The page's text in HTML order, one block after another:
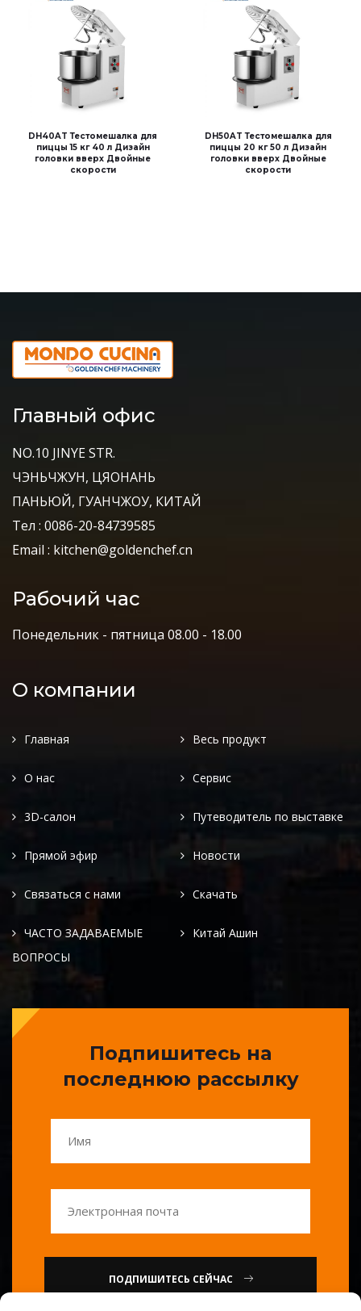
DH40AT Тестомешалка для
пиццы 15 кг 40 л Дизайн
головки вверх Двойные
скорости
DH50AT Тестомешалка для
пиццы 20 кг 50 л Дизайн
головки вверх Двойные
скорости
Главный офис
NO.10 JINYE STR.
ЧЭНЬЧЖУН, ЦЯОНАНЬ
ПАНЬЮЙ, ГУАНЧЖОУ, КИТАЙ
Тел : 0086-20-84739585
Email : kitchen@goldenchef.cn
Рабочий час
Понедельник - пятница 08.00 - 18.00
О компании
Главная Весь продукт
О нас Сервис
3D-салон Путеводитель по выставке
Прямой эфир Новости
Связаться с нами Скачать
ЧАСТО ЗАДАВАЕМЫЕ
ВОПРОСЫ
Китай Ашин
Подпишитесь на
последнюю рассылку
ПОДПИШИТЕСЬ СЕЙЧАС